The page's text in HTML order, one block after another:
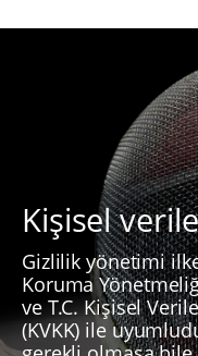
Kişisel
Gizlilik yönetimi
Koruma
ve T.C. Kişisel
(KVKK) ile